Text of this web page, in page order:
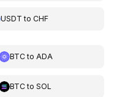
USDT toCHF
BTCto ADA
BTCto SOL